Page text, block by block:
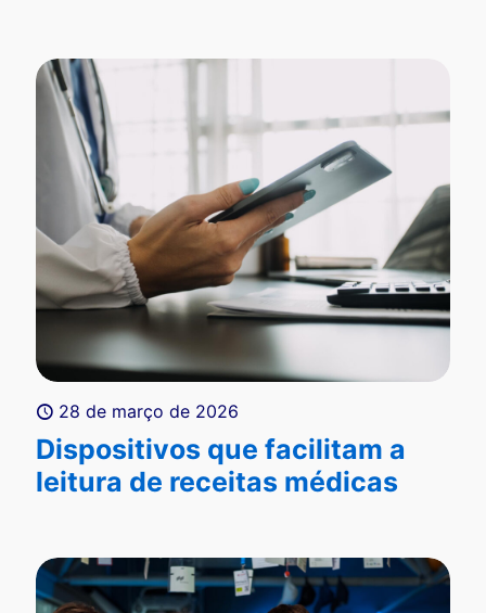
28 de março de 2026
Dispositivos que facilitam a
leitura de receitas médicas